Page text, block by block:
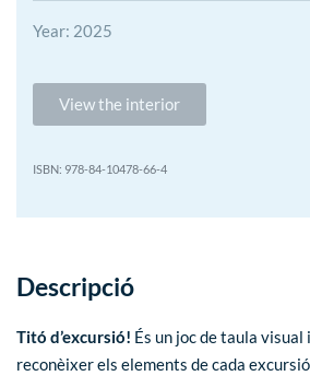
Year: 2025
View the interior
978-84-10478-66-4
Descripció
Titó d’excursió! És un joc de taula
reconèixer els elements de cada